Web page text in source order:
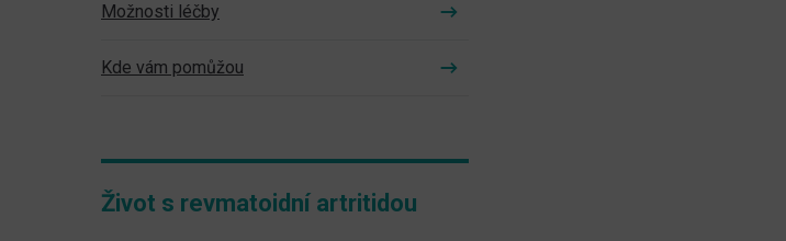
Možnosti léčby
Kde vám pomůžou
Život s revmatoidní artritidou